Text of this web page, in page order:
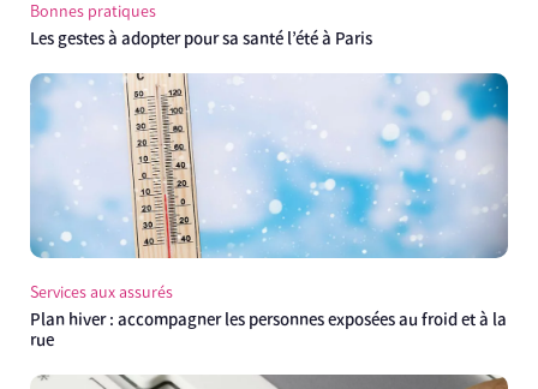
Bonnes pratiques
Les gestes à adopter pour sa santé l’été à Paris
Services aux assurés
Plan hiver : accompagner les personnes exposées au froid et à la
rue